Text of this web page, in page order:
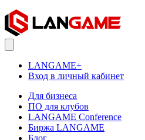
LANGAME+
Вход в личный кабинет
Для бизнеса
ПО для клубов
LANGAME Conference
Биржа LANGAME
Блог